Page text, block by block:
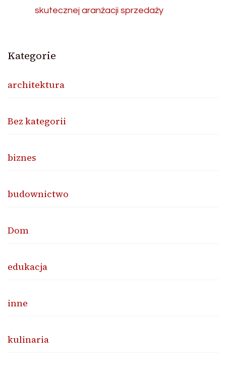
skutecznej aranżacji sprzedaży
Kategorie
architektura
Bez kategorii
biznes
budownictwo
Dom
edukacja
inne
kulinaria